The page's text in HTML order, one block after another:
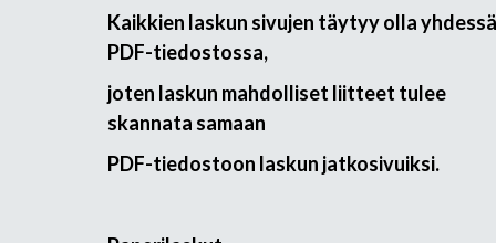
Kaikkien laskun sivujen täytyy olla yhdessä
PDF-tiedostossa,
joten laskun mahdolliset liitteet tulee
skannata samaan
PDF-tiedostoon laskun jatkosivuiksi.